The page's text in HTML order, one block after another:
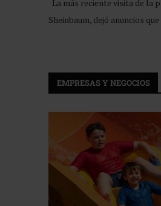
La más reciente visita de la
Sheinbaum, dejó anuncios
EMPRESAS Y NEGOCIOS